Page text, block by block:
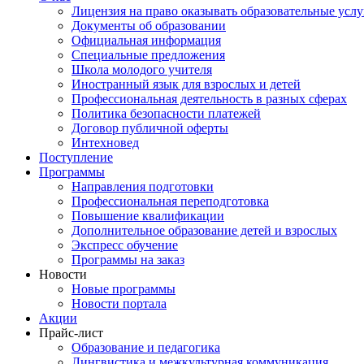
Лицензия на право оказывать образовательные
Документы об образовании
Официальная информация
Специальные предложения
Школа молодого учителя
Иностранный язык для взрослых и детей
Профессиональная деятельность в разных сферах
Политика безопасности платежей
Договор публичной оферты
Интехновед
Поступление
Программы
Направления подготовки
Профессиональная переподготовка
Повышение квалификации
Дополнительное образование детей и взрослых
Экспресс обучение
Программы на заказ
Новости
Новые программы
Новости портала
Акции
Прайс-лист
Образование и педагогика